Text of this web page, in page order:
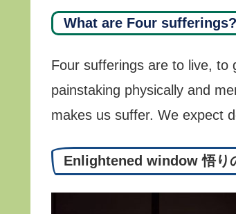
What are Four sufferings?
Four sufferings are to live, to
painstaking physically and
makes us suffer. We expect
Enlightened window 悟り